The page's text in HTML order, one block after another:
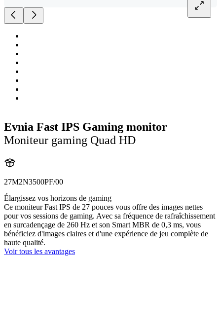
Evnia Fast IPS Gaming monitor
Moniteur gaming Quad HD
27M2N3500PF/00
Élargissez vos horizons de gaming
Ce moniteur Fast IPS de 27 pouces vous offre des images nettes
pour vos sessions de gaming. Avec sa fréquence de rafraîchissement
en surcadençage de 260 Hz et son Smart MBR de 0,3 ms, vous
bénéficiez d'images claires et d'une expérience de jeu complète de
haute qualité.
Voir tous les avantages